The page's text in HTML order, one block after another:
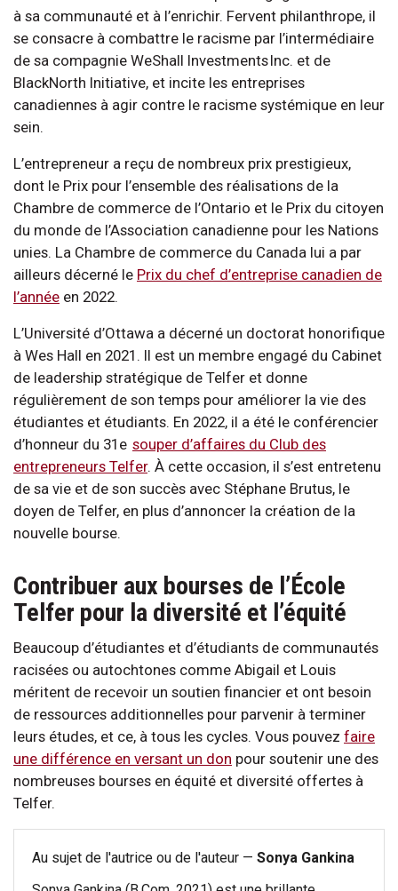
à sa communauté et à l’enrichir. Fervent philanthrope, il
se consacre à combattre le racisme par l’intermédiaire
de sa compagnie WeShall Investments Inc. et de
BlackNorth Initiative, et incite les entreprises
canadiennes à agir contre le racisme systémique en leur
sein.
L’entrepreneur a reçu de nombreux prix prestigieux,
dont le Prix pour l’ensemble des réalisations de la
Chambre de commerce de l’Ontario et le Prix du citoyen
du monde de l’Association canadienne pour les Nations
unies. La Chambre de commerce du Canada lui a par
ailleurs décerné le Prix du chef d’entreprise canadien de
l’année en 2022.
L’Université d’Ottawa a décerné un doctorat honorifique
à Wes Hall en 2021. Il est un membre engagé du Cabinet
de leadership stratégique de Telfer et donne
régulièrement de son temps pour améliorer la vie des
étudiantes et étudiants. En 2022, il a été le conférencier
d’honneur du 31e souper d’affaires du Club des
entrepreneurs Telfer. À cette occasion, il s’est entretenu
de sa vie et de son succès avec Stéphane Brutus, le
doyen de Telfer, en plus d’annoncer la création de la
nouvelle bourse.
Contribuer aux bourses de l’École
Telfer pour la diversité et l’équité
Beaucoup d’étudiantes et d’étudiants de communautés
racisées ou autochtones comme Abigail et Louis
méritent de recevoir un soutien financier et ont besoin
de ressources additionnelles pour parvenir à terminer
leurs études, et ce, à tous les cycles. Vous pouvez faire
une différence en versant un don pour soutenir une des
nombreuses bourses en équité et diversité offertes à
Telfer.
Au sujet de l'autrice ou de l'auteur — Sonya Gankina